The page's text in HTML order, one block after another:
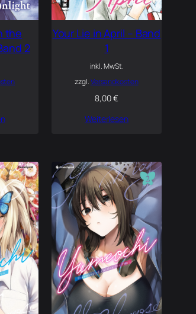
the
2
Your Lie in April – Band
1
inkl. MwSt.
zzgl.Versandkosten
8,00€
Weiterlesen